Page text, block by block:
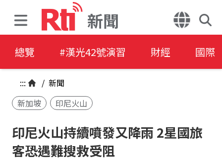
新聞
總覽 #漢光42號演習 財經 國際
::: / 新聞
新加坡
印尼火山
印尼火山持續噴發又降雨 2星國旅
客恐遇難搜救受阻